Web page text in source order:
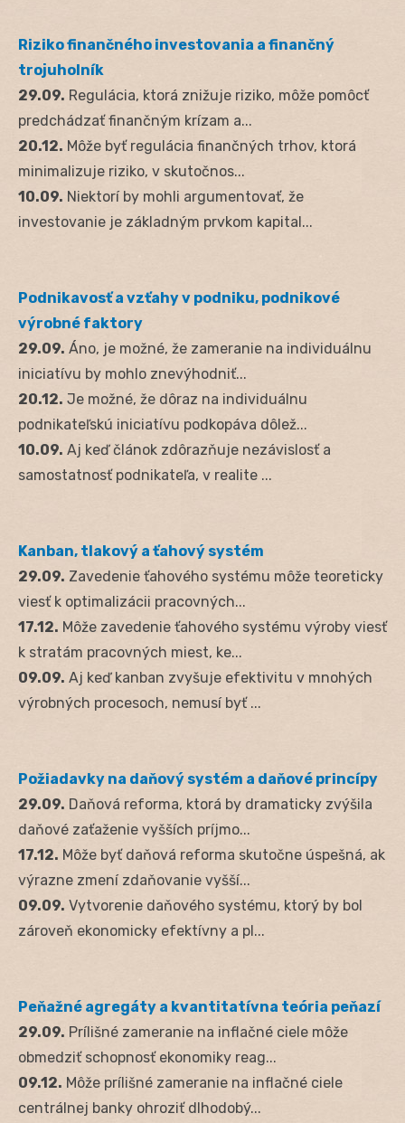
Riziko finančného investovania a finančný
trojuholník
29.09. Regulácia, ktorá znižuje riziko, môže pomôcť
predchádzať finančným krízam a...
20.12. Môže byť regulácia finančných trhov, ktorá
minimalizuje riziko, v skutočnos...
10.09. Niektorí by mohli argumentovať, že
investovanie je základným prvkom kapital...
Podnikavosť a vzťahy v podniku, podnikové
výrobné faktory
29.09. Áno, je možné, že zameranie na individuálnu
iniciatívu by mohlo znevýhodniť...
20.12. Je možné, že dôraz na individuálnu
podnikateľskú iniciatívu podkopáva dôlež...
10.09. Aj keď článok zdôrazňuje nezávislosť a
samostatnosť podnikateľa, v realite ...
Kanban, tlakový a ťahový systém
29.09. Zavedenie ťahového systému môže teoreticky
viesť k optimalizácii pracovných...
17.12. Môže zavedenie ťahového systému výroby viesť
k stratám pracovných miest, ke...
09.09. Aj keď kanban zvyšuje efektivitu v mnohých
výrobných procesoch, nemusí byť ...
Požiadavky na daňový systém a daňové princípy
29.09. Daňová reforma, ktorá by dramaticky zvýšila
daňové zaťaženie vyšších príjmo...
17.12. Môže byť daňová reforma skutočne úspešná, ak
výrazne zmení zdaňovanie vyšší...
09.09. Vytvorenie daňového systému, ktorý by bol
zároveň ekonomicky efektívny a pl...
Peňažné agregáty a kvantitatívna teória peňazí
29.09. Prílišné zameranie na inflačné ciele môže
obmedziť schopnosť ekonomiky reag...
09.12. Môže prílišné zameranie na inflačné ciele
centrálnej banky ohroziť dlhodobý...